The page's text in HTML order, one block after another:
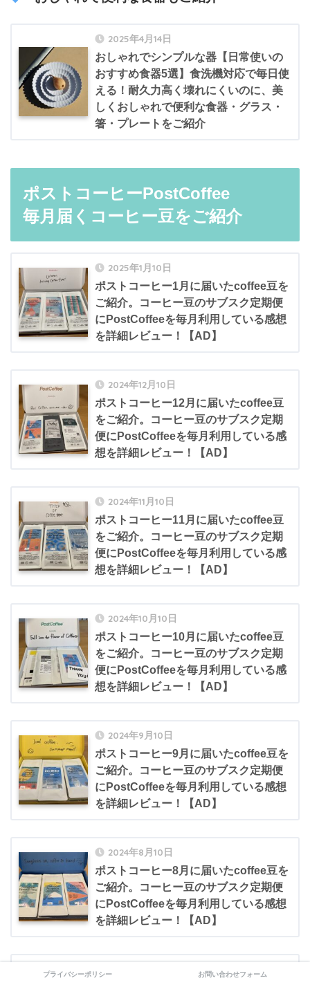
2025年4月14日
おしゃれでシンプルな器【日常使いの
おすすめ食器5選】食洗機対応で毎日使
える！耐久力高く壊れにくいのに、美
しくおしゃれで便利な食器・グラス・
箸・プレートをご紹介
ポストコーヒーPostCoffee
毎月届くコーヒー豆をご紹介
2025年1月10日
ポストコーヒー1月に届いたcoffee豆を
ご紹介。コーヒー豆のサブスク定期便
にPostCoffeeを毎月利用している感想
を詳細レビュー！【AD】
2024年12月10日
ポストコーヒー12月に届いたcoffee豆
をご紹介。コーヒー豆のサブスク定期
便にPostCoffeeを毎月利用している感
想を詳細レビュー！【AD】
2024年11月10日
ポストコーヒー11月に届いたcoffee豆
をご紹介。コーヒー豆のサブスク定期
便にPostCoffeeを毎月利用している感
想を詳細レビュー！【AD】
2024年10月10日
ポストコーヒー10月に届いたcoffee豆
をご紹介。コーヒー豆のサブスク定期
便にPostCoffeeを毎月利用している感
想を詳細レビュー！【AD】
2024年9月10日
ポストコーヒー9月に届いたcoffee豆を
ご紹介。コーヒー豆のサブスク定期便
にPostCoffeeを毎月利用している感想
を詳細レビュー！【AD】
2024年8月10日
ポストコーヒー8月に届いたcoffee豆を
ご紹介。コーヒー豆のサブスク定期便
にPostCoffeeを毎月利用している感想
を詳細レビュー！【AD】
プライバシーポリシー お問い合わせフォーム